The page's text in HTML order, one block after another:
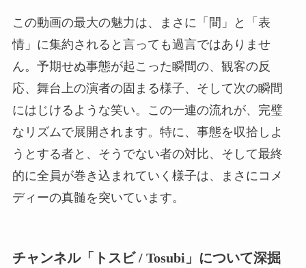
この動画の最大の魅力は、まさに「間」と「表
情」に集約されると言っても過言ではありませ
ん。予期せぬ事態が起こった瞬間の、観客の反
応、舞台上の演者の固まる様子、そして次の瞬間
にはじけるような笑い。この一連の流れが、完璧
なリズムで展開されます。特に、事態を収拾しよ
うとする者と、そうでない者の対比、そして最終
的に全員が巻き込まれていく様子は、まさにコメ
ディーの真髄を突いています。
チャンネル「トスビ / Tosubi」について深掘